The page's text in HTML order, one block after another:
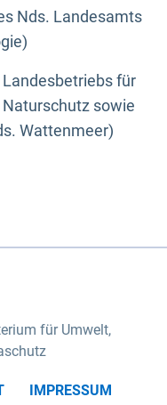
Nds. Landesamts
für
sowie
Wattenmeer)
für Umwelt,
IMPRESSUM